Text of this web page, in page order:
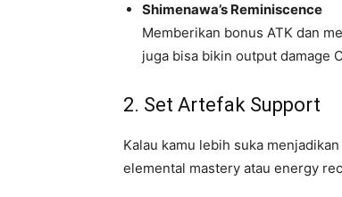
Shimenawa’s Reminiscence
Memberikan bonus ATK dan
juga bisa bikin output damage
2. Set Artefak Support
Kalau kamu lebih suka
elemental mastery atau energy